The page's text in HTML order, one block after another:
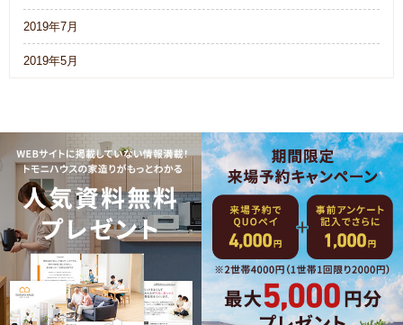
2019年7月
2019年5月